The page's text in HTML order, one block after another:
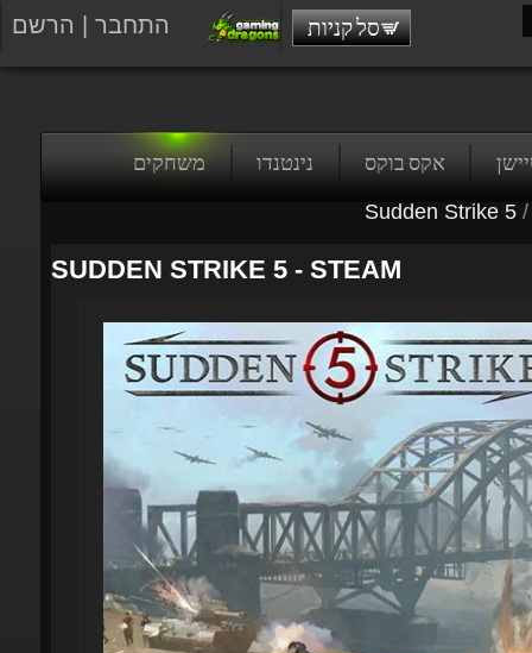
התחבר הרשם סל קניות
אקס בוקס נינטנדו משחקים
/
Sudden Strike 5
SUDDEN STRIKE 5 - STEAM